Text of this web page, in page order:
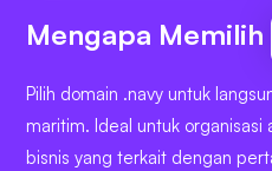
Mengapa Memilih
Pilih domain .navy untuk
maritim. Ideal untuk
bisnis yang terkait dengan